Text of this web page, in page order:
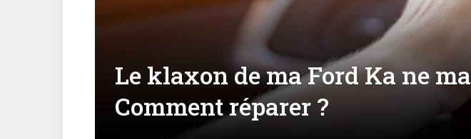
Le klaxon de ma Ford Ka ne
Comment réparer ?